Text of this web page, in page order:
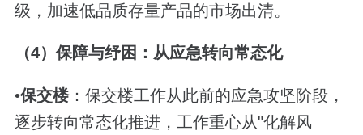
级，加速低品质存量产品的市场出清。
（4）保障与纾困：从应急转向常态化
•保交楼：保交楼工作从此前的应急攻坚阶段，
逐步转向常态化推进，工作重心从"化解风